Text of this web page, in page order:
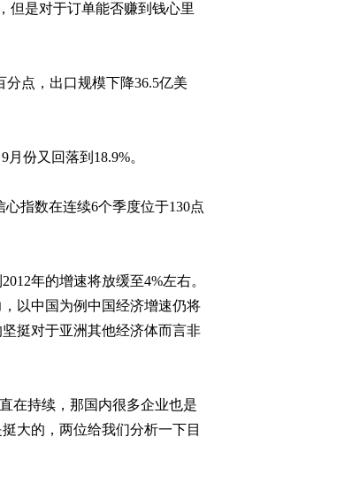
2011-08-10 23:17:52
，但是对于订单能否赚到钱心里
分点，出口规模下降36.5亿美
9月份又回落到 18.9%。
心指数在连续6个季度位于130点
2012年的增速将放缓至4%左右。
以中国为例中国经济增速仍将
挺对于亚洲其他经济体而言非
在持续，那国内很多企业也是
大的，两位给我们分析一下目